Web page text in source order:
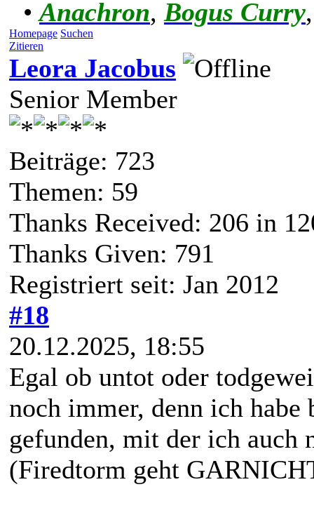
•Anachron, Bogus Curry
Homepage Suchen
Zitieren
Leora Jacobus
Senior Member
Beiträge: 723
Themen: 59
Thanks Received: 206 in
Thanks Given: 791
Registriert seit: Jan 2012
#18
20.12.2025, 18:55
Egal ob untot oder
noch immer, denn ich
gefunden, mit der ich auch
(Firedtorm geht